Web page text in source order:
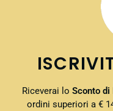
Riceverai lo Sconto di
ordini superiori a €